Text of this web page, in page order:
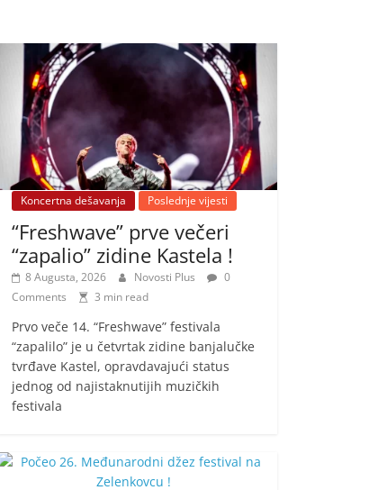
Koncertna dešavanja Poslednje vijesti
“Freshwave” prve večeri
“zapalio” zidine Kastela !
8 Augusta, 2026 Novosti Plus
0
Comments
3 min read
Prvo veče 14. “Freshwave” festivala
“zapalilo” je u četvrtak zidine banjalučke
tvrđave Kastel, opravdavajući status
jednog od najistaknutijih muzičkih
festivala